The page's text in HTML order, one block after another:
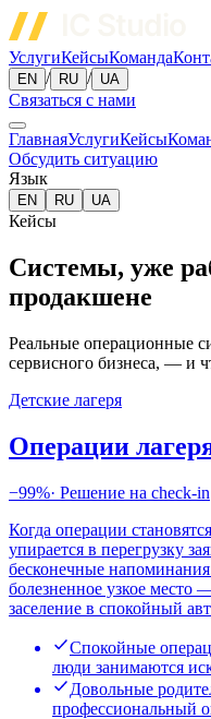
УслугиКейсыКоманда
EN / RU / UA
Связаться с нами
ГлавнаяУслугиКейсы
Обсудить ситуацию
Язык
EN RU UA
Кейсы
Системы, уже
продакшене
Реальные операционные
сервисного бизнеса, — и
Детские лагеря
Операции
−99%· Решение на check-in
Когда операции
упирается в перегрузку
бесконечные
болезненное узкое место
заселение в спокойный
Спокойные
люди занимаются
Довольные
профессиональный